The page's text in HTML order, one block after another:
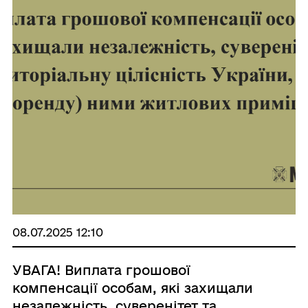
08.07.2025 12:10
УВАГА! Виплата грошової
компенсації особам, які захищали